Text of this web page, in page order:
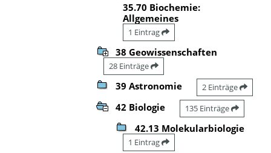
35.70 Biochemie:
Allgemeines
1 Eintrag
38 Geowissenschaften
28 Einträge
39 Astronomie 2 Einträge
42 Biologie 135 Einträge
42.13 Molekularbiologie
1 Eintrag